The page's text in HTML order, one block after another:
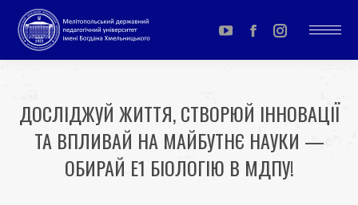
YouTube
page
in
new
window
Facebook
page
in
new
window
Instagram
page
in
new
window
ДОСЛІДЖУЙ ЖИТТЯ, СТВОРЮЙ ІННОВАЦІЇ
ТА ВПЛИВАЙ НА МАЙБУТНЄ НАУКИ —
ОБИРАЙ E1 БІОЛОГІЮ В МДПУ!